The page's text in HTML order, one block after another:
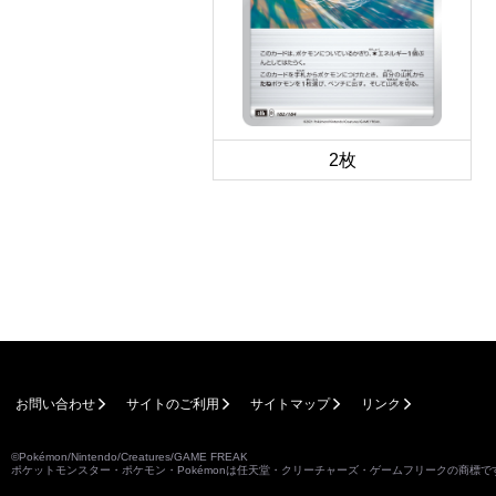
2枚
お問い合わせ サイトのご利用 サイトマップ リンク
©Pokémon/Nintendo/Creatures/GAME FREAK
ポケットモンスター・ポケモン・Pokémonは任天堂・クリーチャーズ・ゲームフリークの商標で